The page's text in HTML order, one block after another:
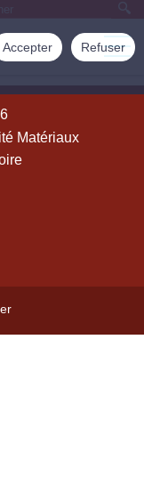
Accepter Refuser
Matériaux